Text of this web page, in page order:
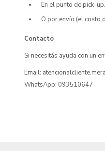
En el punto de pick-up.
O por envío (el costo
Contacto
Si necesitás ayuda con un
Email:
WhatsApp: 093510647